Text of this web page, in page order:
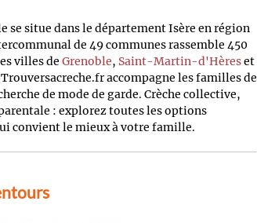
situe dans le département Isère en région
de 49 communes rassemble 450
villes de Grenoble, Saint-Martin-d'Hèreset
Trouversacreche.fr accompagne les familles de
de mode de garde. Crèche collective,
: explorez toutes les options
convient le mieux à votre famille.